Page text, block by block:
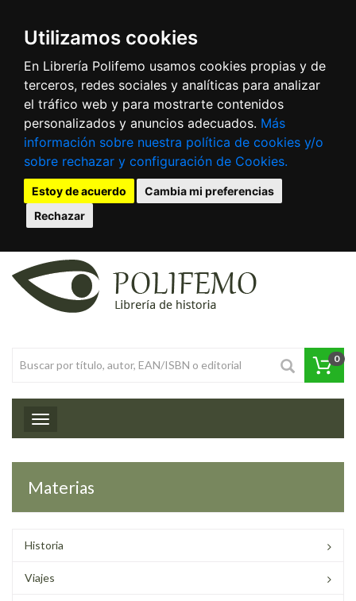
Utilizamos cookies
En Librería Polifemo usamos cookies propias y de
terceros, redes sociales y analíticas para analizar
el tráfico web y para mostrarte contenidos
personalizados y anuncios adecuados. Más
información sobre nuestra política de cookies y/o
sobre rechazar y configuración de Cookies.
Estoy de acuerdo
Cambia mi preferencias
Rechazar
0
Toggle navigation
Materias
Historia
Viajes